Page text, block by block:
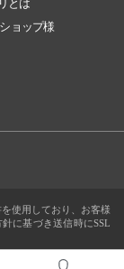
とは
ョップ様
使用しており、お客様
に基づき送信時にSSL